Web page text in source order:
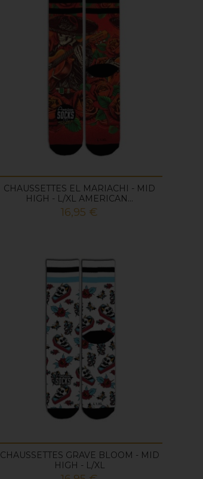
CHAUSSETTES EL MARIACHI - MID
HIGH - L/XL AMERICAN...
Prix
16,95 €
CHAUSSETTES GRAVE BLOOM - MID
HIGH - L/XL